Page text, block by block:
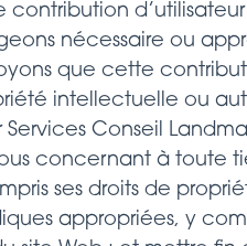
contribution
nécessaire ou
que cette
intellectuelle ou
Conseil
concernant à toute
ses droits de
appropriées, y